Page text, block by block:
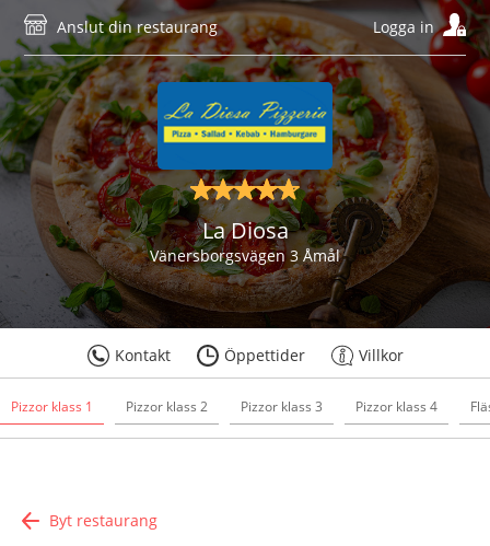
Logga in
Anslut din restaurang
La Diosa
Vänersborgsvägen 3 Åmål
Kontakt Öppettider Villkor
Pizzor klass 1 Pizzor klass 2 Pizzor klass 3 Pizzor klass 4
Byt restaurang